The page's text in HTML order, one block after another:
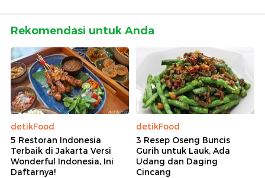
Rekomendasi untuk Anda
detikFood
5 Restoran Indonesia
Terbaik di Jakarta Versi
Wonderful Indonesia, Ini
Daftarnya!
detikFood
3 Resep Oseng Buncis
Gurih untuk Lauk, Ada
Udang dan Daging
Cincang